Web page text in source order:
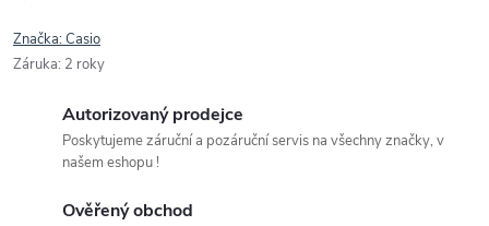
Značka:Casio
Záruka: 2 roky
Autorizovaný prodejce
Poskytujeme záruční a pozáruční servis na všechny značky, v
našem eshopu !
Ověřený obchod